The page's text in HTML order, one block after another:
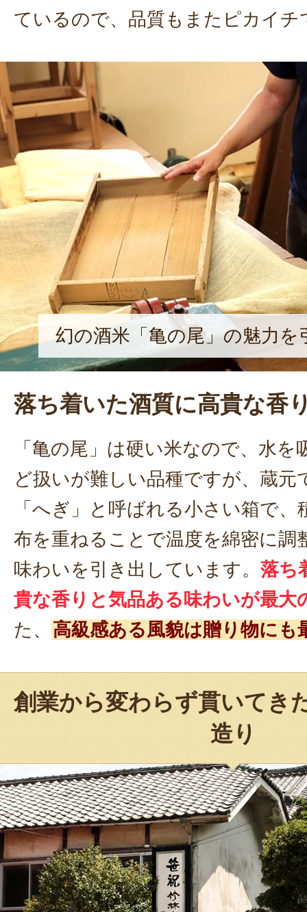
ているので、品質もまたピカイチ
幻の酒米「亀の尾」の魅力を
落ち着いた酒質に高貴な香
「亀の尾」は硬い米なので、水
ど扱いが難しい品種ですが、蔵元
「へぎ」と呼ばれる小さい箱で
布を重ねることで温度を綿密に調
味わいを引き出しています。 落ち
貴な香りと気品ある味わいが最大
た、 高級感ある風貌は贈り物にも
創業から変わらず貫いてき
造り